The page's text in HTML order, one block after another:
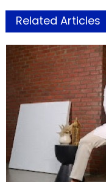
Related Articles